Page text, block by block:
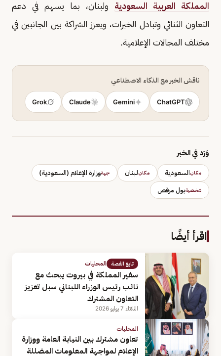
المملكة العربية السعودية ولبنان، بما يسهم في دعم
التعاون الثنائي وتبادل الخبرات، ويعزز الشراكة بين الجانبين في
مختلف المجالات الإعلامية.
ناقش الخبر مع الذكاء الاصطناعي
ChatGPT
Gemini
Claude
Grok
وَرَد في الخبر
مكانالسعودية مكانلبنان جهةوزارة الإعلام (السعودية)
شخصيةبول مرقص
اقرأ أيضًا
تابع القصة المحليات
سفير المملكة في بيروت يبحث مع
نائب رئيس الوزراء اللبناني سبل تعزيز
التعاون المشترك
الثلاثاء 7 يوليو 2026
المحليات
تعاون مشترك بين النيابة العامة ووزارة
الإعلام لمواجهة المعلومات المضللة